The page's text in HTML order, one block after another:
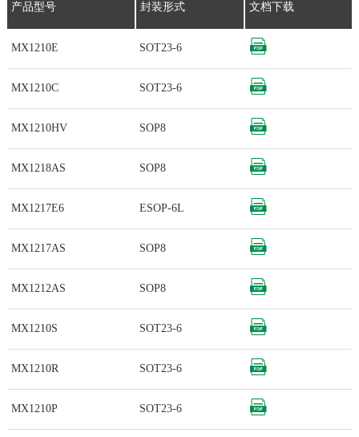
产品型号 封装形式 文档下载
MX1210E SOT23-6
MX1210C SOT23-6
MX1210HV SOP8
MX1218AS SOP8
MX1217E6 ESOP-6L
MX1217AS SOP8
MX1212AS SOP8
MX1210S SOT23-6
MX1210R SOT23-6
MX1210P SOT23-6